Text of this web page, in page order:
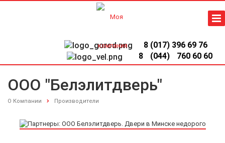
8 (017) 396 69 76
8
(044) 760 60 60
ООО "Белэлитдверь"
О Компании Производители